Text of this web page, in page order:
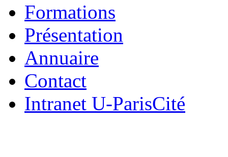
Formations
Présentation
Annuaire
Contact
Intranet U-ParisCité